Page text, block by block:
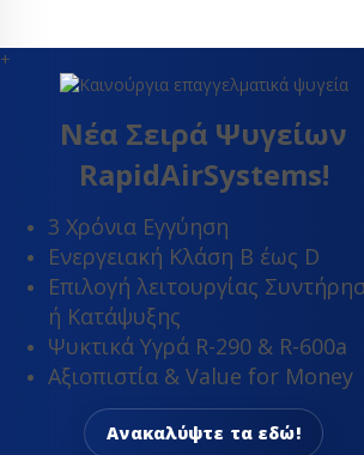
+
Νέα Σειρά Ψυγείων
RapidAirSystems!
3 Χρόνια Εγγύηση
Ενεργειακή Κλάση Β έως D
Επιλογή λειτουργίας
ή Κατάψυξης
Ψυκτικά Υγρά R-290 & R-600a
Αξιοπιστία & Value for Money
Ανακαλύψτε τα εδώ!